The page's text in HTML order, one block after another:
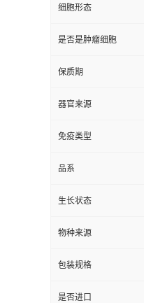
细胞形态
是否是肿瘤细胞
保质期
器官来源
免疫类型
品系
生长状态
物种来源
包装规格
是否进口